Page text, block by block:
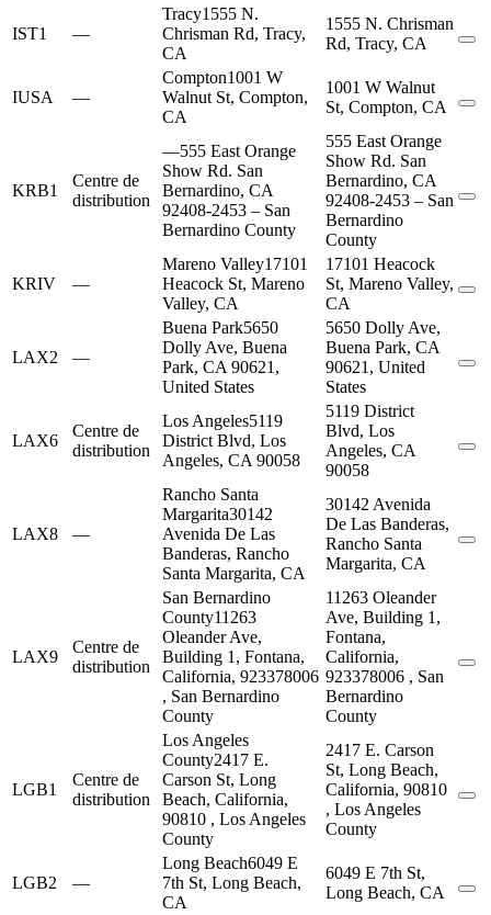
IST1 —
Tracy1555 N.
Chrisman Rd, Tracy,
CA
1555 N. Chrisman
Rd, Tracy, CA
IUSA —
Compton1001 W
Walnut St, Compton,
CA
1001 W Walnut
St, Compton, CA
KRB1
Centre de
distribution
—555 East Orange
Show Rd. San
Bernardino, CA
92408-2453 – San
Bernardino County
555 East Orange
Show Rd. San
Bernardino, CA
92408-2453 – San
Bernardino
County
KRIV —
Mareno Valley17101
Heacock St, Mareno
Valley, CA
17101 Heacock
St, Mareno Valley,
CA
LAX2 —
Buena Park5650
Dolly Ave, Buena
Park, CA 90621,
United States
5650 Dolly Ave,
Buena Park, CA
90621, United
States
LAX6
Centre de
distribution
Los Angeles5119
District Blvd, Los
Angeles, CA 90058
5119 District
Blvd, Los
Angeles, CA
90058
LAX8 —
Rancho Santa
Margarita30142
Avenida De Las
Banderas, Rancho
Santa Margarita, CA
30142 Avenida
De Las Banderas,
Rancho Santa
Margarita, CA
LAX9
Centre de
distribution
San Bernardino
County11263
Oleander Ave,
Building 1, Fontana,
California, 923378006
, San Bernardino
County
11263 Oleander
Ave, Building 1,
Fontana,
California,
923378006 , San
Bernardino
County
LGB1
Centre de
distribution
Los Angeles
County2417 E.
Carson St, Long
Beach, California,
90810 , Los Angeles
County
2417 E. Carson
St, Long Beach,
California, 90810
, Los Angeles
County
LGB2 —
Long Beach6049 E
7th St, Long Beach,
CA
6049 E 7th St,
Long Beach, CA